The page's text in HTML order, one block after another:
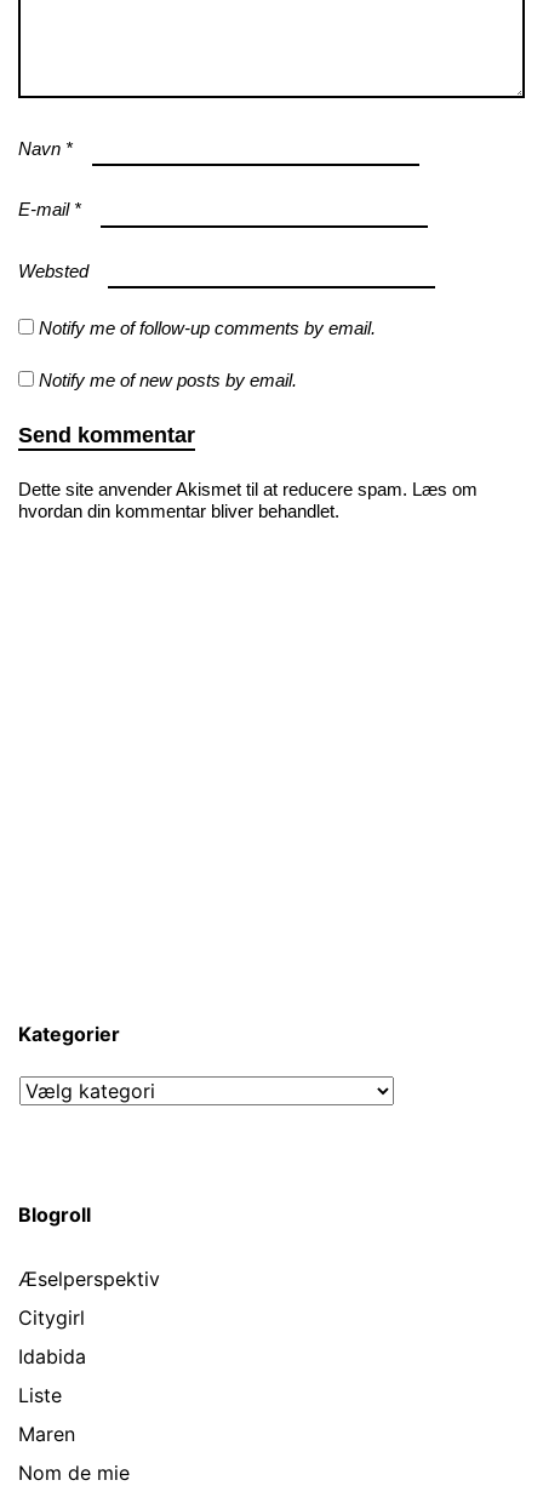
Navn *
E-mail *
Websted
Notify me of follow-up comments by email.
Notify me of new posts by email.
Dette site anvender Akismet til at reducere spam. Læs om
hvordan din kommentar bliver behandlet.
Kategorier
Kategorier
Blogroll
Æselperspektiv
Citygirl
Idabida
Liste
Maren
Nom de mie